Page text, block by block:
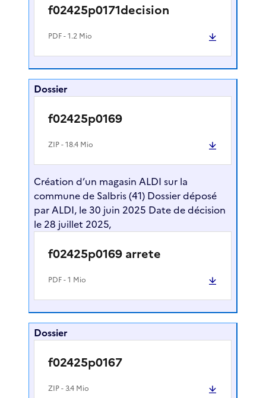
f02425p0171decision
PDF- 1.2 Mio
Dossier
f02425p0169
ZIP- 18.4 Mio
Création d’un magasin ALDI sur la
commune de Salbris (41) Dossier déposé
par ALDI, le 30 juin 2025 Date de décision
le 28 juillet 2025,
f02425p0169 arrete
PDF- 1 Mio
Dossier
f02425p0167
ZIP- 3.4 Mio